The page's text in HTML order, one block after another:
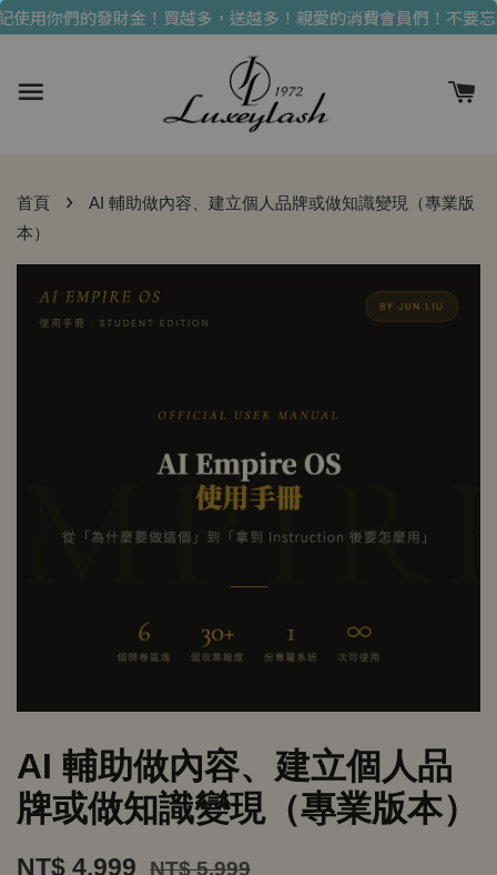
用你們的發財金！買越多，送越多！親愛的消費會員們！不要忘
首頁 ›
AI 輔助做內容、建立個人品牌或做知識變現（專業版
本）
AI 輔助做內容、建立個人品
牌或做知識變現（專業版本）
NT$ 4,999 NT$ 5,999